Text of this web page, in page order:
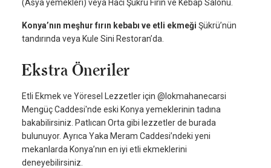
(Asya yemekleri) veya Hacı Şükrü Fırın ve Kebap Salonu.
Konya’nın meşhur fırın kebabı ve etli ekmeği Şükrü’nün
tandırında veya Kule Sini Restoran’da.
Ekstra Öneriler
Etli Ekmek ve Yöresel Lezzetler için @lokmahanecarsi
Mengüç Caddesi'nde eski Konya yemeklerinin tadına
bakabilirsiniz. Patlıcan Orta gibi lezzetler de burada
bulunuyor. Ayrıca Yaka Meram Caddesi’ndeki yeni
mekanlarda Konya’nın en iyi etli ekmeklerini
deneyebilirsiniz.